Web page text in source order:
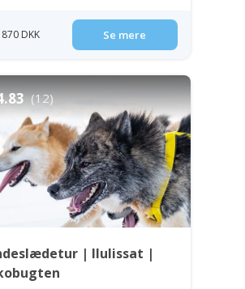
DKK Se mere
(12)
| Ilulissat |